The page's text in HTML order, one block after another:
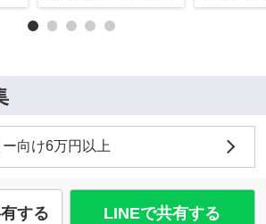
向け6万円以上
する LINEで共有する